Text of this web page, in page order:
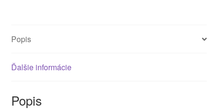
Popis
Ďalšie informácie
Popis